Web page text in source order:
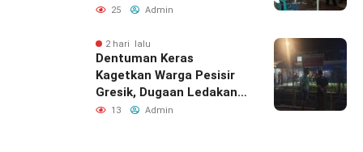
Pungli Mencuat
25 Admin
2 hari lalu
Dentuman Keras
Kagetkan Warga Pesisir
Gresik, Dugaan Ledakan
Berasal Dari PT Smelting
13 Admin